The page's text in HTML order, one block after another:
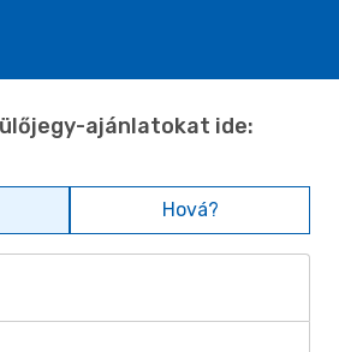
ajánlatokat ide:
Hová?